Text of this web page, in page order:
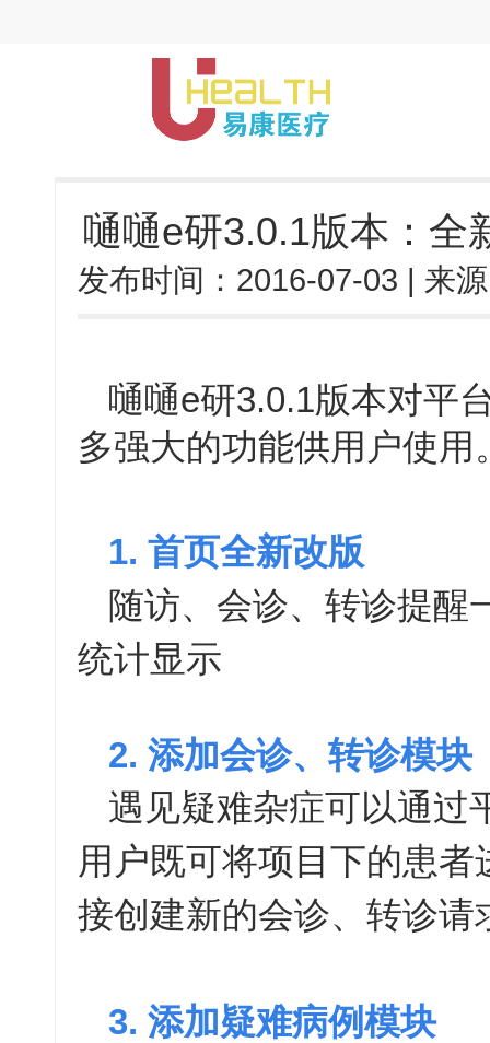
嗵嗵e研3.0.1版本：全
发布时间： 2016-07-03 | 来
嗵嗵e研3.0.1版本对平
多强大的功能供用户使用
1. 首页全新改版
随访、会诊、转诊提醒
统计显示
2. 添加会诊、转诊模块
遇见疑难杂症可以通过
用户既可将项目下的患
接创建新的会诊、转诊请
3. 添加疑难病例模块